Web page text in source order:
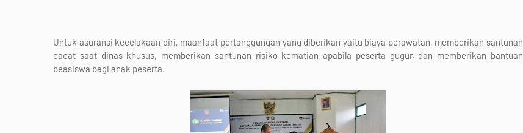
Untuk asuransi kecelakaan diri, maanfaat pertanggungan yang diberikan yaitu biaya perawatan, memberikan santunan
cacat saat dinas khusus, memberikan santunan risiko kematian apabila peserta gugur, dan memberikan bantuan
beasiswa bagi anak peserta.